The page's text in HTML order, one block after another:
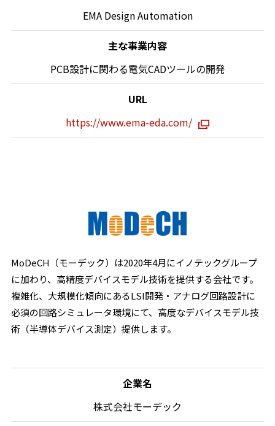
EMA Design Automation
主な事業内容
PCB設計に関わる電気CADツールの開発
URL
https://www.ema-eda.com/
MoDeCH（モーデック）は2020年4月にイノテックグループ
に加わり、高精度デバイスモデル技術を提供する会社です。
複雑化、大規模化傾向にあるLSI開発・アナログ回路設計に
必須の回路シミュレータ環境にて、高度なデバイスモデル技
術（半導体デバイス測定）提供します。
企業名
株式会社モーデック